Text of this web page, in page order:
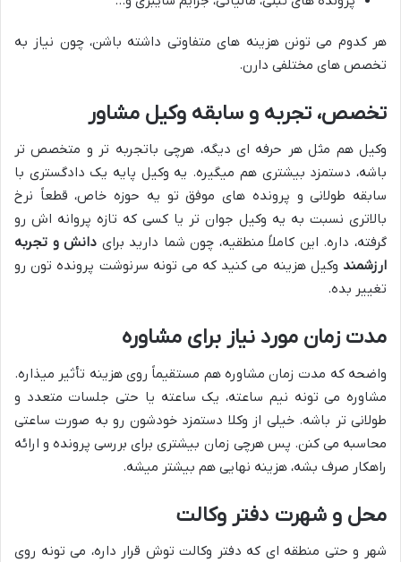
هر کدوم می تونن هزینه های متفاوتی داشته باشن، چون نیاز به
تخصص های مختلفی دارن.
تخصص، تجربه و سابقه وکیل مشاور
وکیل هم مثل هر حرفه ای دیگه، هرچی باتجربه تر و متخصص تر
باشه، دستمزد بیشتری هم میگیره. یه وکیل پایه یک دادگستری با
سابقه طولانی و پرونده های موفق تو یه حوزه خاص، قطعاً نرخ
بالاتری نسبت به یه وکیل جوان تر یا کسی که تازه پروانه اش رو
گرفته، داره. این کاملاً منطقیه، چون شما دارید برای دانش و تجربه
ارزشمند وکیل هزینه می کنید که می تونه سرنوشت پرونده تون رو
تغییر بده.
مدت زمان مورد نیاز برای مشاوره
واضحه که مدت زمان مشاوره هم مستقیماً روی هزینه تأثیر میذاره.
مشاوره می تونه نیم ساعته، یک ساعته یا حتی جلسات متعدد و
طولانی تر باشه. خیلی از وکلا دستمزد خودشون رو به صورت ساعتی
محاسبه می کنن. پس هرچی زمان بیشتری برای بررسی پرونده و ارائه
راهکار صرف بشه، هزینه نهایی هم بیشتر میشه.
محل و شهرت دفتر وکالت
شهر و حتی منطقه ای که دفتر وکالت توش قرار داره، می تونه روی